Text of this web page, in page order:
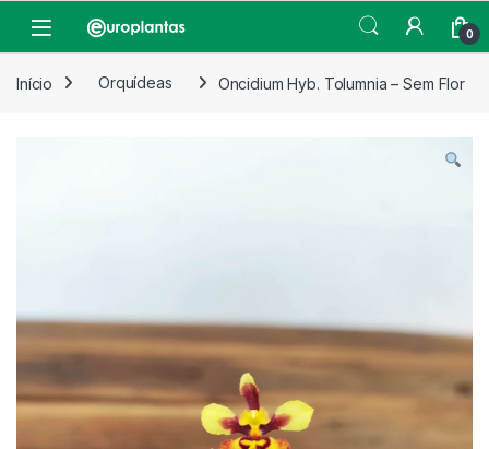
Open 0
Início Orquídeas Oncidium Hyb. Tolumnia – Sem Flor